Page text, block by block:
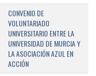
CONVENIO DE
VOLUNTARIADO
UNIVERSITARIO ENTRE LA
UNIVERSIDAD DE MURCIA Y
LA ASOCIACIÓN AZUL EN
ACCIÓN